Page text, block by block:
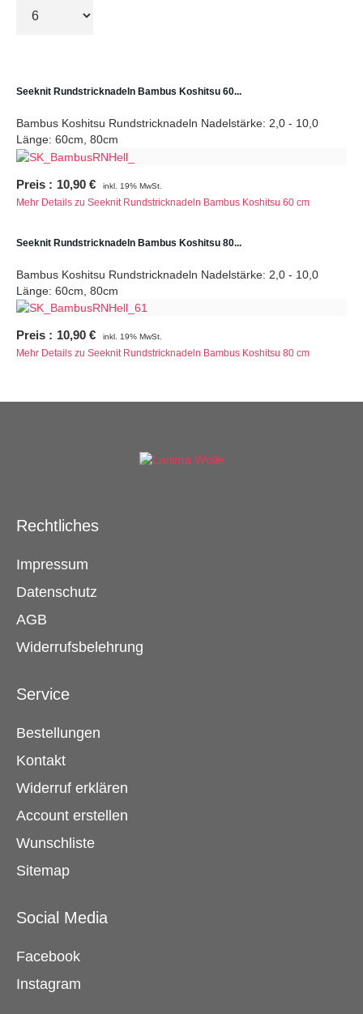
Seeknit Rundstricknadeln Bambus Koshitsu 60...
Bambus Koshitsu Rundstricknadeln Nadelstärke: 2,0 - 10,0
Länge: 60cm, 80cm
Preis : 10,90 € inkl. 19% MwSt.
Mehr Details zu Seeknit Rundstricknadeln Bambus Koshitsu 60 cm
Seeknit Rundstricknadeln Bambus Koshitsu 80...
Bambus Koshitsu Rundstricknadeln Nadelstärke: 2,0 - 10,0
Länge: 60cm, 80cm
Preis : 10,90 € inkl. 19% MwSt.
Mehr Details zu Seeknit Rundstricknadeln Bambus Koshitsu 80 cm
Rechtliches
Impressum
Datenschutz
AGB
Widerrufsbelehrung
Service
Bestellungen
Kontakt
Widerruf erklären
Account erstellen
Wunschliste
Sitemap
Social Media
Facebook
Instagram